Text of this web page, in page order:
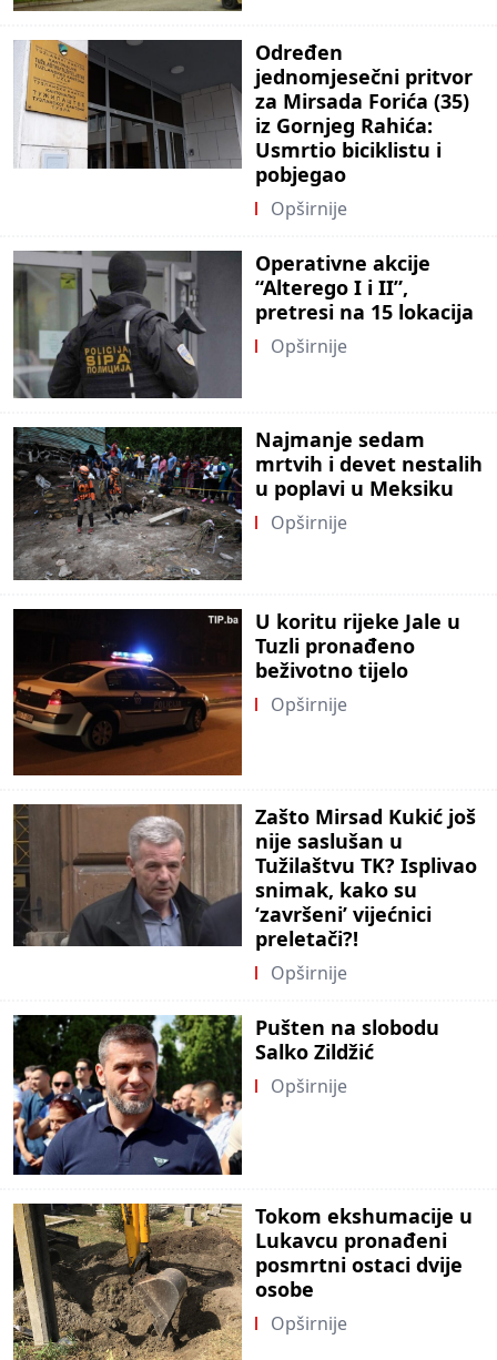
Određen
jednomjesečni pritvor
za Mirsada Forića (35)
iz Gornjeg Rahića:
Usmrtio biciklistu i
pobjegao
Opširnije
Operativne akcije
“Alterego I i II”,
pretresi na 15 lokacija
Opširnije
Najmanje sedam
mrtvih i devet nestalih
u poplavi u Meksiku
Opširnije
U koritu rijeke Jale u
Tuzli pronađeno
beživotno tijelo
Opširnije
Zašto Mirsad Kukić još
nije saslušan u
Tužilaštvu TK? Isplivao
snimak, kako su
‘završeni’ vijećnici
preletači?!
Opširnije
Pušten na slobodu
Salko Zildžić
Opširnije
Tokom ekshumacije u
Lukavcu pronađeni
posmrtni ostaci dvije
osobe
Opširnije